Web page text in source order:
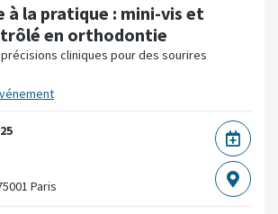
à la pratique : mini-vis et
en orthodontie
précisions cliniques pour des sourires
Paris